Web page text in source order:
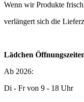
Wenn wir Produkte
verlängert sich die
Lädchen
Ab 2026:
Di - Fr von 9 - 18 Uhr